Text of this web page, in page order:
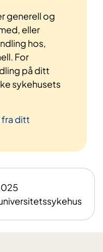
generell og
eller
hos,
For
på ditt
sykehusets
fra ditt